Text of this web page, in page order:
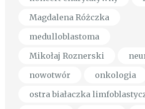
Magdalena Różczka
medulloblastoma
Mikołaj Roznerski
nowotwór
onkologia
ostra białaczka